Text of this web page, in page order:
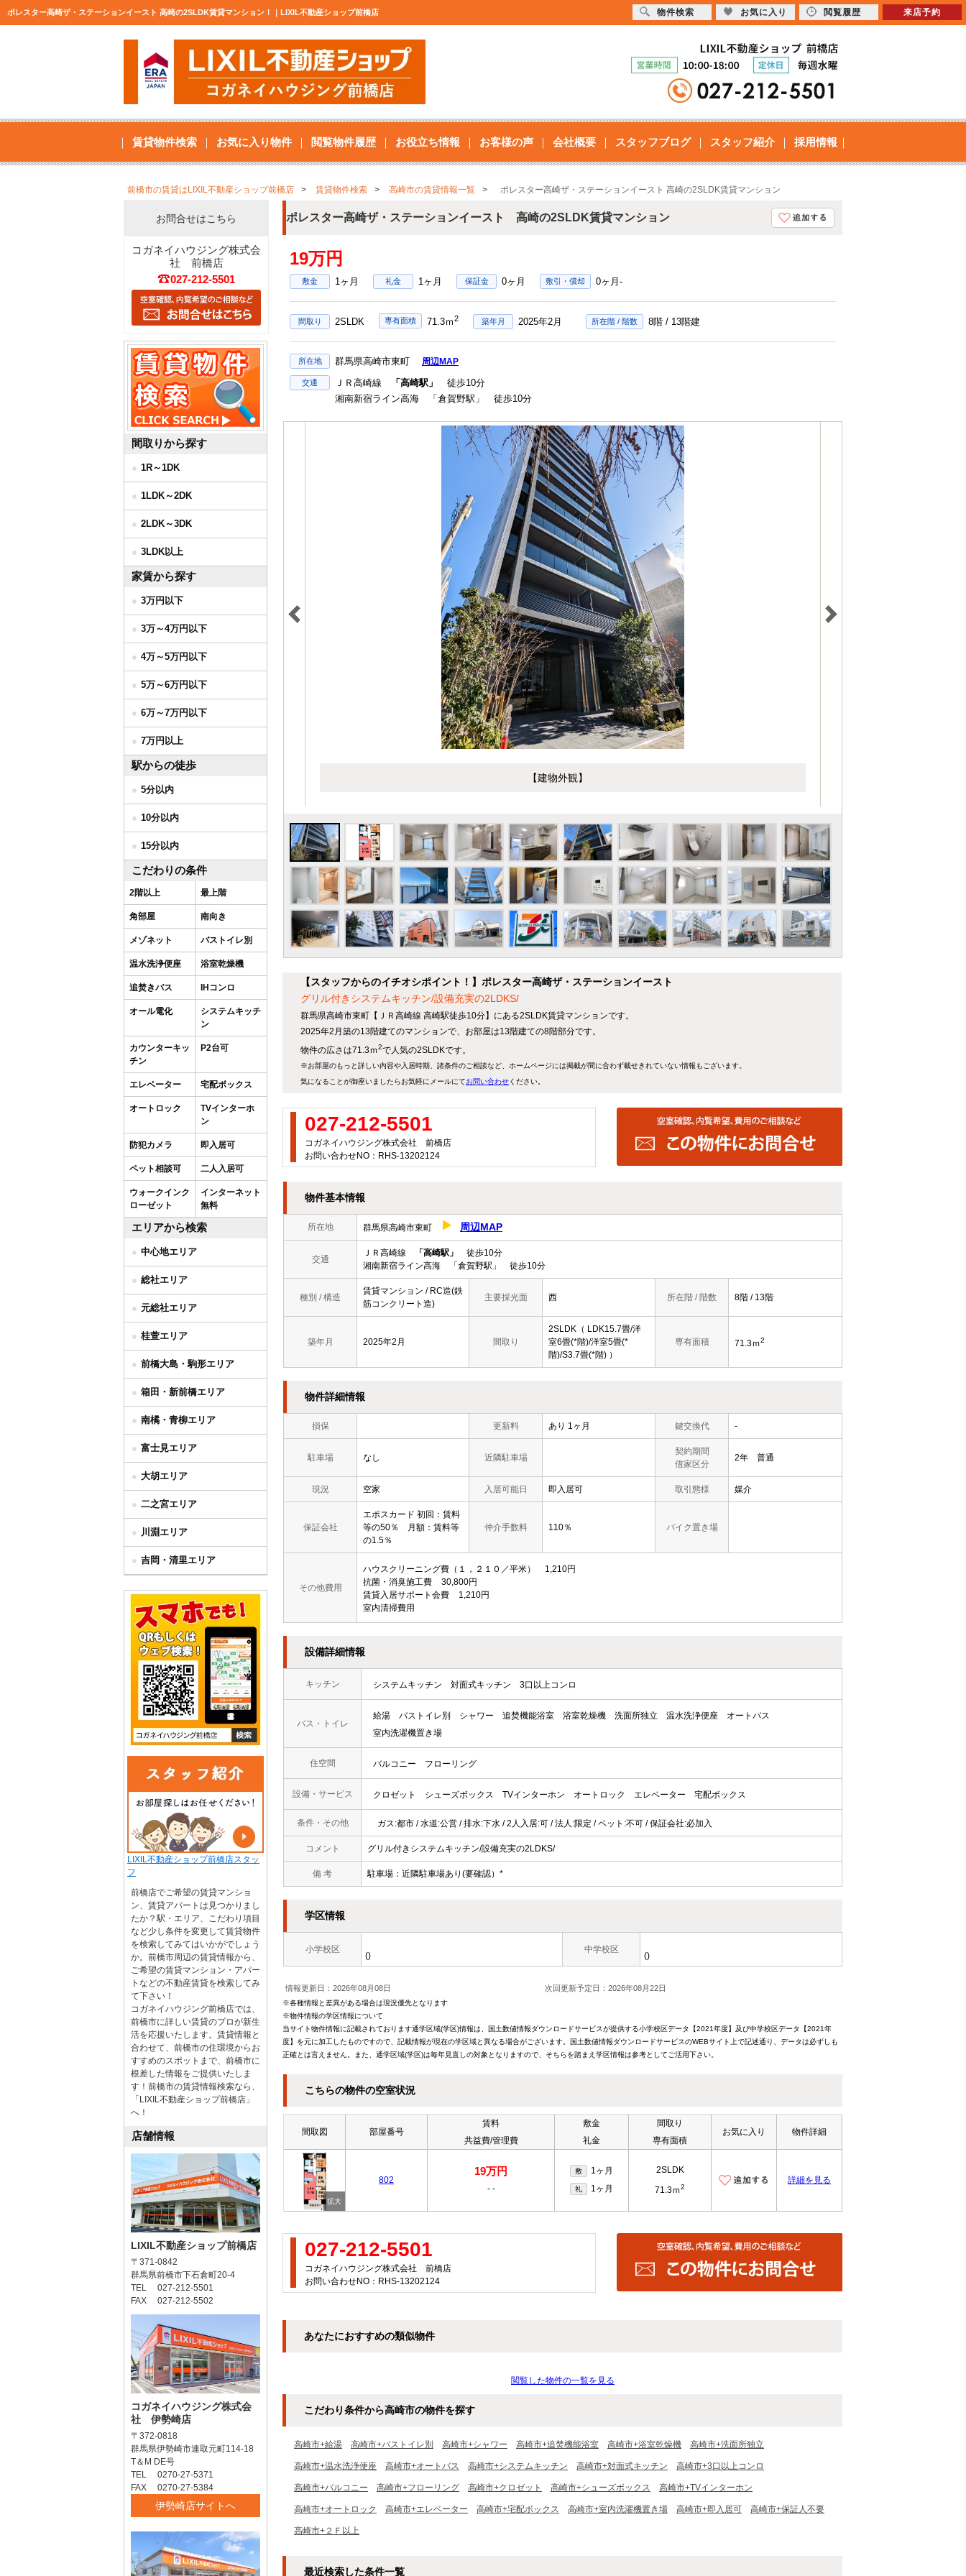
ポレスター高崎ザ・ステーションイースト 高崎の2SLDK賃貸マンション！｜LIXIL不動産ショップ前橋店
賃貸物件検索 お気に入り物件 閲覧物件履歴 お役立ち情報 お客様の声 会社概要 スタッフブログ スタッフ紹介 採用情報
前橋市の賃貸はLIXIL不動産ショップ前橋店 賃貸物件検索 高崎市の賃貸情報一覧 ポレスター高崎ザ・ステーションイースト 高崎の2SLDK賃貸マンション
ポレスター高崎ザ・ステーションイースト 高崎の2SLDK賃貸マンション
19万円
敷金 1ヶ月 礼金 1ヶ月 保証金 0ヶ月 敷引・償却 0ヶ月-
間取り 2SLDK 専有面積 71.3ｍ2 築年月 2025年2月 所在階 / 階数 8階 / 13階建
所在地 群馬県高崎市東町 周辺MAP
交通 ＪＲ高崎線 「高崎駅」
徒歩10分
湘南新宿ライン高海 「倉賀野駅」 徒歩10分
【建物外観】
【スタッフからのイチオシポイント！】ポレスター高崎ザ・ステーションイースト
グリル付きシステムキッチン/設備充実の2LDKS/
群馬県高崎市東町【ＪＲ高崎線 高崎駅徒歩10分】にある2SLDK賃貸マンションです。
2025年2月築の13階建てのマンションで、お部屋は13階建ての8階部分です。
物件の広さは71.3ｍ2で人気の2SLDKです。
※お部屋のもっと詳しい内容や入居時期、諸条件のご相談など、ホームページには掲載が間に合わず載せきれていない情報もございます。
気になることが御座いましたらお気軽にメールにてお問い合わせください。
027-212-5501
コガネイハウジング株式会社 前橋店
お問い合わせNO：RHS-13202124
物件基本情報
所在地 群馬県高崎市東町 周辺MAP
交通
ＪＲ高崎線 「高崎駅」
徒歩10分
湘南新宿ライン高海 「倉賀野駅」 徒歩10分
種別 / 構造
賃貸マンション / RC造(鉄
筋コンクリート造)
主要採光面 西 所在階 / 階数 8階 / 13階
築年月 2025年2月 間取り
2SLDK（ LDK15.7畳/洋
室6畳(*階)/洋室5畳(*
階)/S3.7畳(*階) ）
専有面積 71.3ｍ2
物件詳細情報
損保 更新料 あり 1ヶ月 鍵交換代 -
駐車場 なし 近隣駐車場
契約期間
借家区分
2年 普通
現況 空家 入居可能日 即入居可 取引態様 媒介
保証会社
エポスカード 初回：賃料
等の50％ 月額：賃料等
の1.5％
仲介手数料 110％ バイク置き場
その他費用
ハウスクリーニング費（１，２１０／平米）
1,210円
抗菌・消臭施工費
30,800円
賃貸入居サポート会費
1,210円
室内清掃費用
設備詳細情報
キッチン システムキッチン 対面式キッチン 3口以上コンロ
バス・トイレ
給湯 バストイレ別 シャワー 追焚機能浴室 浴室乾燥機 洗面所独立 温水洗浄便座
オートバス
室内洗濯機置き場
住空間 バルコニー フローリング
設備・サービス クロゼット シューズボックス TVインターホン オートロック エレベーター 宅配ボックス
条件・その他 ガス:都市 / 水道:公営 / 排水:下水 / 2人入居:可 / 法人:限定 / ペット:不可 / 保証会社:必加入
コメント グリル付きシステムキッチン/設備充実の2LDKS/
備 考 駐車場：近隣駐車場あり(要確認）*
学区情報
小学校区
()
中学校区
()
情報更新日：2026年08月08日 次回更新予定日：2026年08月22日
※各種情報と差異がある場合は現況優先となります
※物件情報の学区情報について
当サイト物件情報に記載されております通学区域(学区)情報は、国土数値情報ダウンロードサービスが提供する小学校区データ【2021年度】及び中学校区データ【2021年
度】を元に加工したものですので、記載情報が現在の学区域と異なる場合がございます。国土数値情報ダウンロードサービスのWEBサイト上で記述通り、データは必ずしも
正確とは言えません。また、通学区域(学区)は毎年見直しの対象となりますので、そちらを踏まえ学区情報は参考としてご活用下さい。
こちらの物件の空室状況
間取図 部屋番号
賃料
共益費/管理費
敷金
礼金
間取り
専有面積
お気に入り 物件詳細
802
19万円
- -
敷 1ヶ月
礼 1ヶ月
2SLDK
71.3ｍ2
詳細を見る
027-212-5501
コガネイハウジング株式会社 前橋店
お問い合わせNO：RHS-13202124
あなたにおすすめの類似物件
閲覧した物件の一覧を見る
こだわり条件から高崎市の物件を探す
高崎市+給湯 高崎市+バストイレ別 高崎市+シャワー 高崎市+追焚機能浴室 高崎市+浴室乾燥機 高崎市+洗面所独立
高崎市+温水洗浄便座 高崎市+オートバス 高崎市+システムキッチン 高崎市+対面式キッチン 高崎市+3口以上コンロ
高崎市+バルコニー 高崎市+フローリング 高崎市+クロゼット 高崎市+シューズボックス 高崎市+TVインターホン
高崎市+オートロック 高崎市+エレベーター 高崎市+宅配ボックス 高崎市+室内洗濯機置き場 高崎市+即入居可 高崎市+保証人不要
高崎市+２Ｆ以上
最近検索した条件一覧
お問合せはこちら
コガネイハウジング株式会
社 前橋店
027-212-5501
間取りから探す
1R～1DK
1LDK～2DK
2LDK～3DK
3LDK以上
家賃から探す
3万円以下
3万～4万円以下
4万～5万円以下
5万～6万円以下
6万～7万円以下
7万円以上
駅からの徒歩
5分以内
10分以内
15分以内
こだわりの条件
2階以上 最上階
角部屋 南向き
メゾネット バストイレ別
温水洗浄便座 浴室乾燥機
追焚きバス IHコンロ
オール電化
システムキッチ
ン
カウンターキッ
チン
P2台可
エレベーター 宅配ボックス
オートロック
TVインターホ
ン
防犯カメラ 即入居可
ペット相談可 二人入居可
ウォークインク
ローゼット
インターネット
無料
エリアから検索
中心地エリア
総社エリア
元総社エリア
桂萱エリア
前橋大島・駒形エリア
箱田・新前橋エリア
南橘・青柳エリア
富士見エリア
大胡エリア
二之宮エリア
川淵エリア
吉岡・清里エリア
LIXIL不動産ショップ前橋店スタッ
フ
前橋店でご希望の賃貸マンショ
ン、賃貸アパートは見つかりまし
たか？駅・エリア、こだわり項目
など少し条件を変更して賃貸物件
を検索してみてはいかがでしょう
か。前橋市周辺の賃貸情報から、
ご希望の賃貸マンション・アパー
トなどの不動産賃貸を検索してみ
て下さい！
コガネイハウジング前橋店では、
前橋市に詳しい賃貸のプロが新生
活を応援いたします。賃貸情報と
合わせて、前橋市の住環境からお
すすめのスポットまで、前橋市に
根差した情報をご提供いたしま
す！前橋市の賃貸情報検索なら、
「LIXIL不動産ショップ前橋店」
へ！
店舗情報
LIXIL不動産ショップ前橋店
〒371-0842
群馬県前橋市下石倉町20-4
TEL 027-212-5501
FAX 027-212-5502
コガネイハウジング株式会
社 伊勢崎店
〒372-0818
群馬県伊勢崎市連取元町114-18
T＆M DE号
TEL 0270-27-5371
FAX 0270-27-5384
伊勢崎店サイトへ
物件検索 お気に入り 閲覧履歴 来店予約